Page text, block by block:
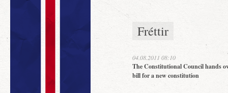
Fréttir
04.08.2011 08:10
The Constitutional Council hands
bill for a new constitution